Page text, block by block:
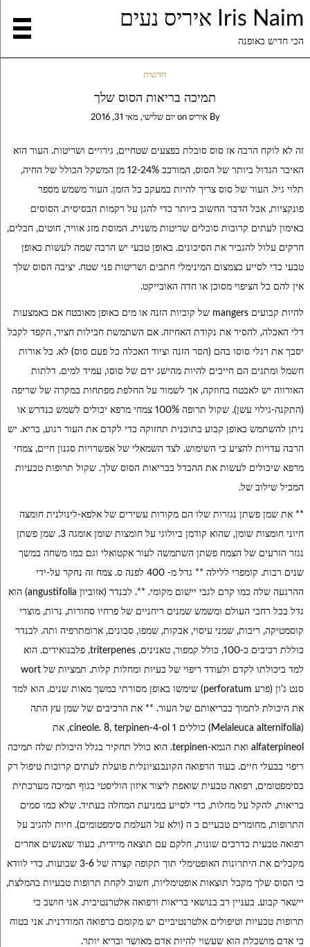
Iris Naim איריס נעים
הכי חדיש באופנה
חדשות
תמיכה בריאות הסוס שלך
By איריס on יום שלישי, מאי 31, 2016
זה לא לוקח הרבה אז סוס סובלת בפצעים שטחיים, גירויים ושריטות. העור הוא
האיבר הגדול ביותר של הסוס, המורכב 12-24% מן המשקל הכולל של החיה,
תלוי גיל. העור של סוס צריך להיות במעקב כל הזמן. העור משמש מספר
פונקציות, אבל הדבר החשוב ביותר כדי להגן על רקמות הבסיסית. הסוסים
באימון לעתים קרובות סובלים שריטות משנית. המוסת מזג אוויר, חוטים, חבלים,
חרקים עלול להגביר את הסיכונים. באופן טבעי יש הרבה שמה לעשות באופן
טבעי כדי לסייע בצמצום המינימלי חתכים ושריטות פני שטח. יציבה הסוס שלך
אין להם כל הציפוי מסוכן או חדה האובייקט.
להיות קבועים mangers של קוביות הזנה או מים באופן מאובטח אם באמצעות
דלי האכלה, להסיר את נקודת האחיזה. אם השתמשת חבילות חציר, הקפד לקבל
יסבך את רגלי סוסו בהם (הסר הזנה וציוד האכלה כל פעם סוס) לא. כל אורות
חשמל ומתגים הם חייבים להיות מהישג ידם של סוסו, עמיד למים. דלתות
האורווה יש לאבטח בחוזקה, אך לשמור על החלפת מפתחות במקרה של שריפה
(התקנה-גילוי עשן). שקול תרופה 100% צמחי מרפא יכולים לשמש כנדרש או
ניתן להשתמש באופן קבוע בתוכנית תחזוקה כדי לקדם את העור רגוע, בריא. יש
הרבה עדויות להציע כי השימוש. לצד השמאלי של אפשרויות סגנון חיים, צמחי
מרפא שיכולים לעשות את ההבדל בבריאות הסוס שלך. שקול תרופות טבעיות
המכיל שילוב של.
** את שמן פשתן נגזרות שלו הם מקורות עשירים של אלפא-לינולנית חומצה
חיוני חומצות שומן, שהוא קודמן ביולוגי על חומצות שומן אומגה 3. שמן פשתן
נגזר הזרעים של הצמח פשתן השתמשה לעור אקטואלי וגם כמו משחה במשך
שנים רבות. קומפרי ללילה ** גדל מ- 400 לפנה ס. צמח זה נחקר על-ידי
ההרגעה שלה כמו קרם לגבי יישום מקומי. **. לבנדר (אזוביון angustifolia) הוא
גדל בכל רחבי העולם ומשמש שמנים ריחניים של פרחיו סחורות, נרות, מוצרי
קוסמטיקה, ריבות, שמני עיסוי, אבקות, שמפו, סבונים, ארומתרפיה ותה. לבנדר
כוללת רכיבים כ-100, כולל קמפור, טאנינים, triterpenes, פלבנואידים. הוא
למד ביכולתו לקדם ולעודד ריפוי של בעיות ומחלות קלות. תמציות של wort
סנט ג'ון (פרע perforatum) שימשו באופן מסורתי במשך מאות שנים. הוא למד
את היכולת לתמוך בבריאותם של העור. ** את הרכיבים של שמן עץ התה
(Melaleuca alternifolia) כוללים 1 cineole. 8, terpinen-4-ol, את
alfaterpineol ואת הגמא-terpinen. הוא כולל תחקיר בגלל היכולת שלה תמיכה
ריפוי בבעלי חיים. בעוד הרפואה הקונבנציונלית פועלת לעתים קרובות טיפול רק
בסימפטומים, רפואה טבעית שואפת ליצור איזון הוליסטי בגוף תמיכה מערכתית
בריאות, להקל על מחלות, כדי לסייע במניעת המחלה בעתיד. שלא כמו סמים
התרופות, מחומרים טבעיים ב ה (ולא על העלמת סימפטומים). חיות להגיב על
רפואה טבעית בדרכים שונות, חלקם עם תוצאה מיידית, בעוד שאנשים אחרים
מקבלים את היתרונות האופטימלי תוך תקופה קצרה של 3-6 שבועות. כדי לוודא
כי הסוס שלך מקבל תוצאות אופטימליות, חשוב לקחת תרופות טבעיות בהמלצת,
יישאר קבוע. בעניין רב בנושאי בריאות ורפואה אלטרנטיבית. אני חושב כי
תרופות טבעיות וטיפולים אלטרנטיביים יש מקומם ברפואה המודרנית. אני בטוח
כי אדם מושכלת הוא שעשוי להיות אדם מאושר ובריא יותר.